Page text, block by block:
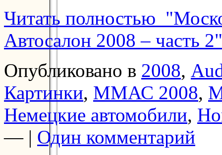
Читать полностью
Автосалон 2008 – часть
Опубликовано в 2008,
Картинки, ММАС 2008,
Немецкие автомобили,
— | Один комментарий